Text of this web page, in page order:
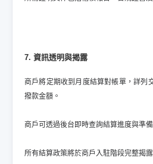
7. 資訊透明與揭露
商戶將定期收到月度結算對帳單，詳列
撥款金額。
商戶可透過後台即時查詢結算進度與準備
所有結算政策將於商戶入駐階段完整揭